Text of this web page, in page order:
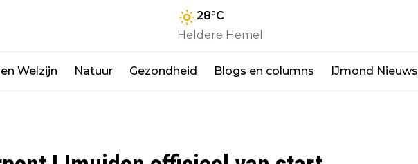
28°C
Heldere Hemel
Welzijn Natuur Gezondheid Blogs en columns IJmond Nieuws